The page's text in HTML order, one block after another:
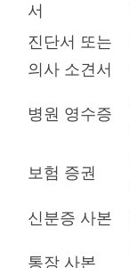
서
진단서 또는
의사 소견서
병원 영수증
보험 증권
신분증 사본
통장 사본